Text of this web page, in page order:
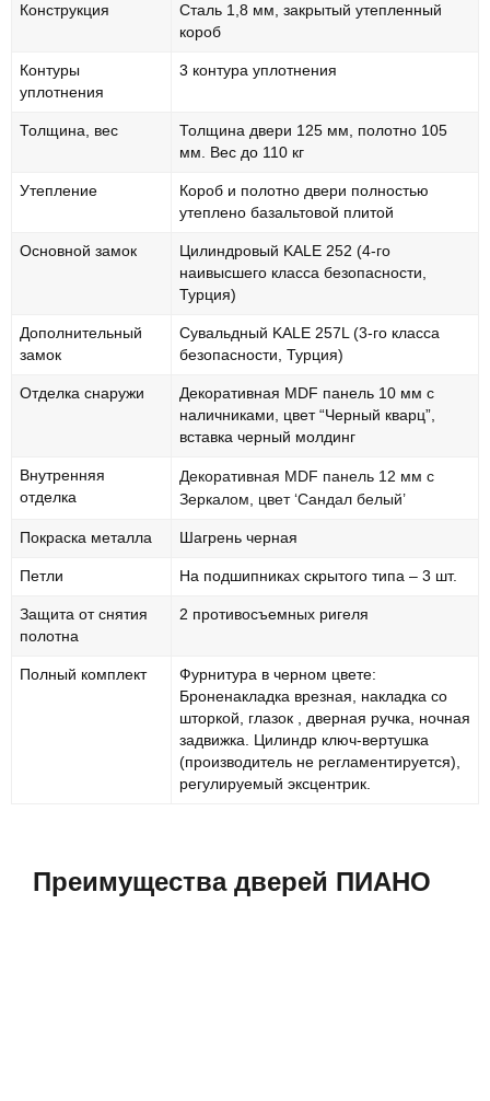
основе
Конструкция
Сталь 1,8 мм, закрытый утепленный
короб
Контуры
уплотнения
3 контура уплотнения
Толщина, вес
Толщина двери 125 мм, полотно 105
мм. Вес до 110 кг
Утепление
Короб и полотно двери полностью
утеплено базальтовой плитой
Основной замок
Цилиндровый KALE 252 (4-го
наивысшего класса безопасности,
Турция)
Дополнительный
замок
Сувальдный KALE 257L (3-го класса
безопасности, Турция)
Отделка снаружи
Декоративная MDF панель 10 мм с
наличниками, цвет “Черный кварц”,
вставка черный молдинг
Внутренняя
отделка
Декоративная MDF панель 12 мм с
Зеркалом, цвет ‘Сандал белый’
Покраска металла Шагрень черная
Петли На подшипниках скрытого типа – 3 шт.
Защита от снятия
полотна
2 противосъемных ригеля
Полный комплект
Фурнитура в черном цвете:
Броненакладка врезная, накладка со
шторкой, глазок , дверная ручка, ночная
задвижка. Цилиндр ключ-вертушка
(производитель не регламентируется),
регулируемый эксцентрик.
Преимущества дверей ПИАНО